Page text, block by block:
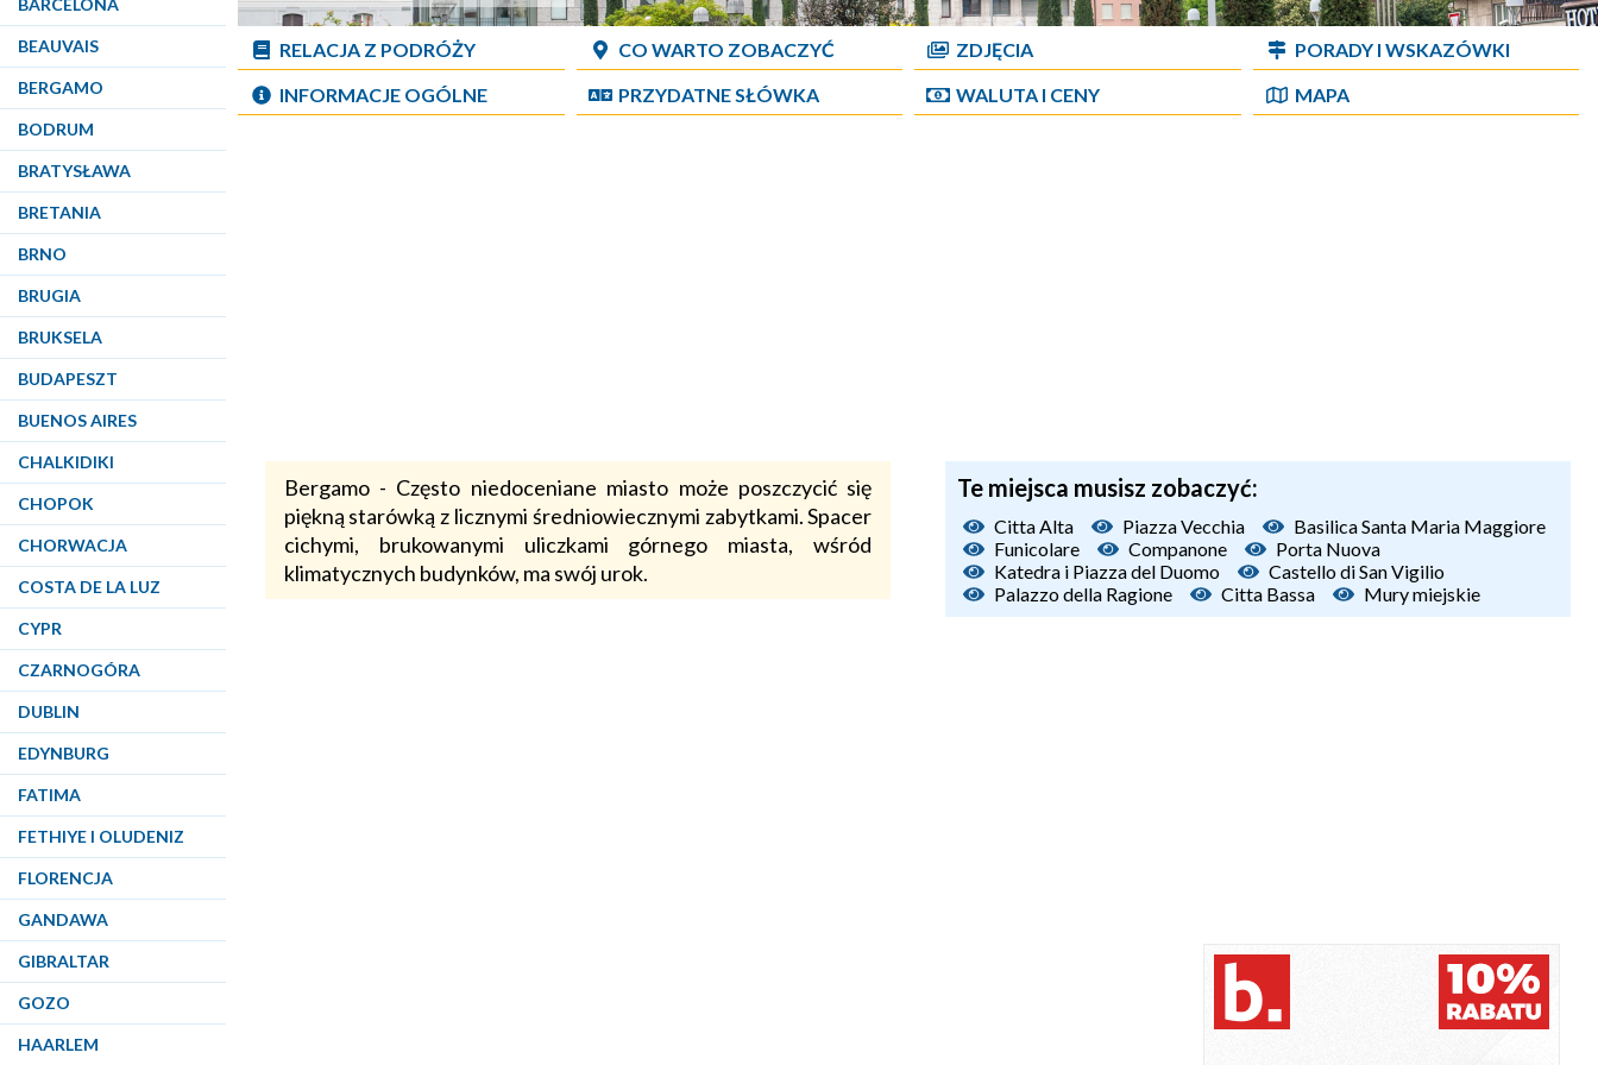
BARCELONA
BEAUVAIS
BERGAMO
BODRUM
BRATYSŁAWA
BRETANIA
BRNO
BRUGIA
BRUKSELA
BUDAPESZT
BUENOS AIRES
CHALKIDIKI
CHOPOK
CHORWACJA
COSTA DE LA LUZ
CYPR
CZARNOGÓRA
DUBLIN
EDYNBURG
FATIMA
FETHIYE I OLUDENIZ
FLORENCJA
GANDAWA
GIBRALTAR
GOZO
HAARLEM
Bergamo - Często niedoceniane miasto może poszczycić się
piękną starówką z licznymi średniowiecznymi zabytkami. Spacer
cichymi, brukowanymi uliczkami górnego miasta, wśród
klimatycznych budynków, ma swój urok.
RELACJA Z PODRÓŻY CO WARTO ZOBACZYĆ ZDJĘCIA
PORADY I WSKAZÓWKI
INFORMACJE OGÓLNE
PRZYDATNE SŁÓWKA WALUTA I CENY MAPA
Te miejsca musisz zobaczyć:
Citta Alta Piazza Vecchia
Basilica Santa Maria Maggiore
Funicolare
Companone
Porta Nuova
Katedra i Piazza del Duomo
Castello di San Vigilio
Palazzo della Ragione
Citta Bassa Mury miejskie